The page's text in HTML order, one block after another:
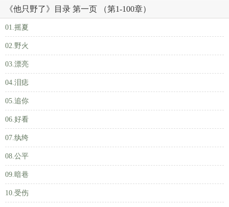
《他只野了》目录 第一页 （第1-100章）
01.摇夏
02.野火
03.漂亮
04.泪痣
05.追你
06.好看
07.纨绔
08.公平
09.暗巷
10.受伤